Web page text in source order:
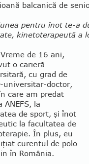
balcanică de
pentru înot te-a
kinetote­ra­peută a
de 16 ani,
o carieră
cu grad de
universitar-doc­tor,
care am predat
ANEFS, la
de sport, şi înot
la fa­cul­tatea de
În plus, eu
curentul de polo
în Româ­nia.